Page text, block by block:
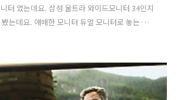
터 였는데요. 삼성 울트라 와이드모니터 34인치
는데요. 애매한 모니터 듀얼 모니터로 놓는 것
게 좋아보입니다. 삼성 울트라 와이드모니터
면은 VA패널을 사용해서 명암대비가 높으며 빛
로 눈이 편안했습니다. 업무용 모니터로 사용한
넓은 모니터를 놓고 사용할 수 있으며 한 화면